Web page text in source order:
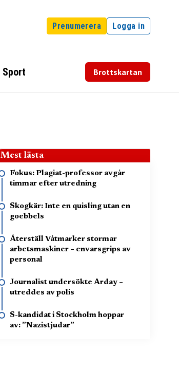
Prenumerera Logga in
Sport Brottskartan
Mest lästa
Fokus: Plagiat-professor avgår
timmar efter utredning
Skogkär: Inte en quisling utan en
goebbels
Återställ Våtmarker stormar
arbetsmaskiner – envarsgrips av
personal
Journalist undersökte Arday –
utreddes av polis
S-kandidat i Stockholm hoppar
av: ”Nazistjudar”